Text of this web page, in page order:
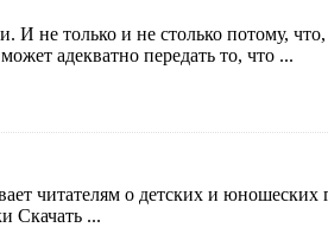
не только и не столько потому,
адекватно передать то, что ...
читателям о детских и
Скачать ...